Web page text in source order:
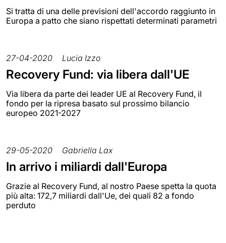
Si tratta di una delle previsioni dell'accordo raggiunto in
Europa a patto che siano rispettati determinati parametri
27-04-2020 Lucia Izzo
Recovery Fund: via libera dall'UE
Via libera da parte dei leader UE al Recovery Fund, il
fondo per la ripresa basato sul prossimo bilancio
europeo 2021-2027
29-05-2020 Gabriella Lax
In arrivo i miliardi dall'Europa
Grazie al Recovery Fund, al nostro Paese spetta la quota
più alta: 172,7 miliardi dall'Ue, dei quali 82 a fondo
perduto